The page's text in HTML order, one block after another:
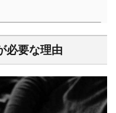
必要な理由